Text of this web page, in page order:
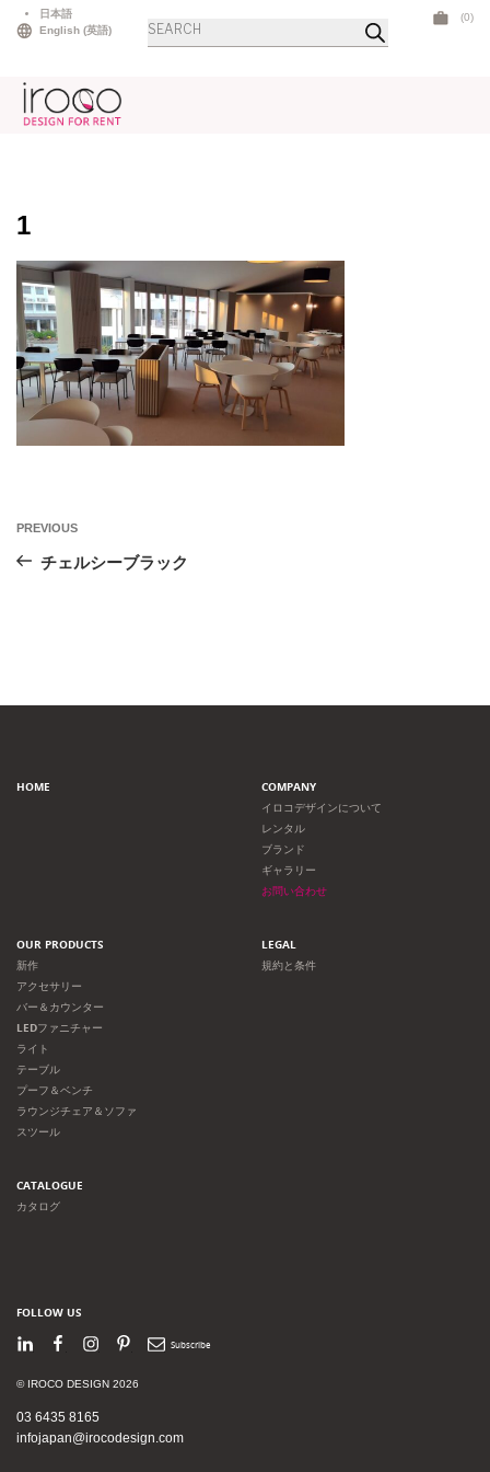
日本語
English (英語)
商
品
(0)
1
投
稿
ゲ
シ
Previous
PREVIOUS
チェルシーブラック
HOME
COMPANY
イロコデザインについて
レンタル
ブランド
ギャラリー
お問い合わせ
OUR PRODUCTS
新作
アクセサリー
バー＆カウンター
LEDファニチャー
ライト
テーブル
プーフ＆ベンチ
ラウンジチェア＆ソファ
スツール
LEGAL
規約と条件
CATALOGUE
カタログ
FOLLOW US
LinkedInFacebook
Instagram
PinterestNewsletter
© IROCO DESIGN 2026
03 6435 8165
infojapan@irocodesign.com